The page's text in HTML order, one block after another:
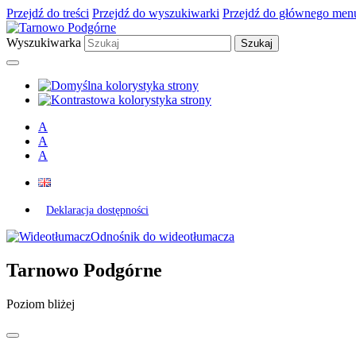
Przejdź do treści Przejdź do wyszukiwarki Przejdź do głównego
Wyszukiwarka
A
A
A
Deklaracja dostępności
Odnośnik do wideotłumacza
Tarnowo Podgórne
Poziom bliżej